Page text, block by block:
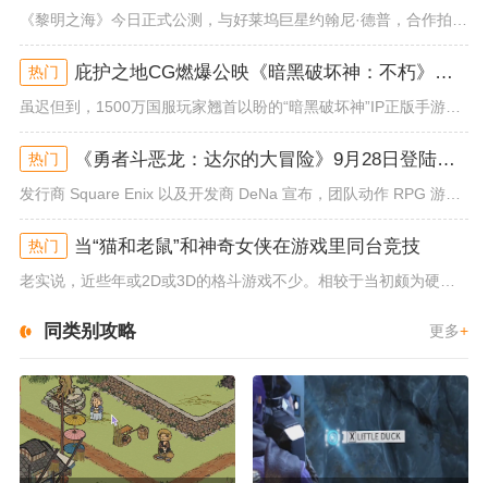
热门 庇护之地CG燃爆公映《暗黑破坏神：不朽》今日全平台上线
虽迟但到，1500万国服玩家翘首以盼的“暗黑破坏神”IP正版手游《暗黑破坏神：不朽》已于今日全平台上线！动作RPG王者再...
热门 《勇者斗恶龙：达尔的大冒险》9月28日登陆苹果谷歌应用商店
发行商 Square Enix 以及开发商 DeNa 宣布，团队动作 RPG 游戏《勇者斗恶龙：达尔的大冒险 魂之绊》将...
热门 当“猫和老鼠”和神奇女侠在游戏里同台竞技
同类别攻略 更多+